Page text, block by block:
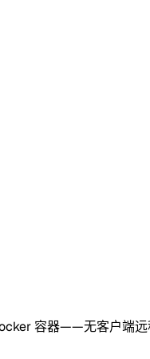
容器——无客户端远